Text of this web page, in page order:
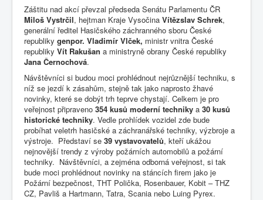
Záštitu nad akcí převzal předseda Senátu Parlamentu ČR
Miloš Vystrčil, hejtman Kraje Vysočina Vítězslav Schrek,
generální ředitel Hasičského záchranného sboru České
republiky genpor. Vladimír Vlček, ministr vnitra České
republiky Vít Rakušan a ministryně obrany České republiky
Jana Černochová.
Návštěvníci si budou moci prohlédnout nejrůznější techniku, s
níž se jezdí k zásahům, stejně tak jako naprosto žhavé
novinky, které se dobýt trh teprve chystají. Celkem je pro
veřejnost připraveno 354 kusů moderní techniky a 30 kusů
historické techniky. Vedle prohlídek vozidel zde bude
probíhat veletrh hasičské a záchranářské techniky, výzbroje a
výstroje. Představí se 39 vystavovatelů, kteří ukážou
nejnovější trendy z výroby požárních automobilů a požární
techniky. Návštěvníci, a zejména odborná veřejnost, si tak
bude moci prohlédnout novinky na stáncích firem jako je
Požární bezpečnost, THT Polička, Rosenbauer, Kobit – THZ
CZ, Pavliš a Hartmann, Tatra, Scania nebo Luing Pyrex.